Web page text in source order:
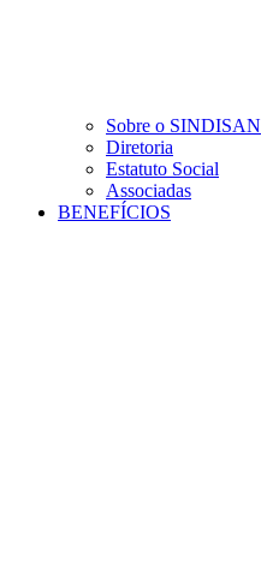
Sobre o SINDISAN
Diretoria
Estatuto Social
Associadas
BENEFÍCIOS